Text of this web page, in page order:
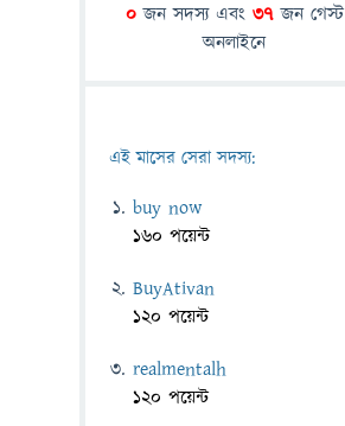
0জন সদস্য এবং 37জন গেস্ট
অনলাইনে
এই মাসের সেরা সদস্য:
buy now
160 পয়েন্ট
BuyAtivan
120 পয়েন্ট
realmentalh
120 পয়েন্ট